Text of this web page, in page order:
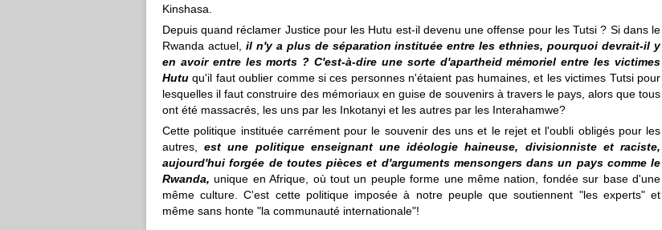
Kinshasa.
Depuis quand réclamer Justice pour les Hutu est‐il devenu une offense pour les Tutsi ? Si dans le
Rwanda actuel, il n'y a plus de séparation instituée entre les ethnies, pourquoi devrait‐il y
en avoir entre les morts ? C'est‐à‐dire une sorte d'apartheid mémoriel entre les victimes
Hutuqu'il faut oublier comme si ces personnes n'étaient pas humaines, et les victimes Tutsi pour
lesquelles il faut construire des mémoriaux en guise de souvenirs à travers le pays, alors que tous
ont été massacrés, les uns par les Inkotanyi et les autres par les Interahamwe?
Cette politique instituée carrément pour le souvenir des uns et le rejet et l'oubli obligés pour les
autres,est une politique enseignant une idéologie haineuse, divisionniste et raciste,
aujourd'hui forgée de toutes pièces et d'arguments mensongers dans un pays comme le
Rwanda, unique en Afrique, où tout un peuple forme une même nation, fondée sur base d'une
même culture.C'est cette politique imposée à notre peuple que soutiennent "les experts" et
même sans honte "la communauté internationale"!